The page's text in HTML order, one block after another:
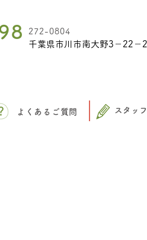
千葉県市川市南大野3－22
272-0804
よくあるご質問 スタッ